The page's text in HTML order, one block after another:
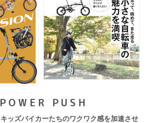
POWER PUSH
キッズバイカーたちのワクワク感を加速させ